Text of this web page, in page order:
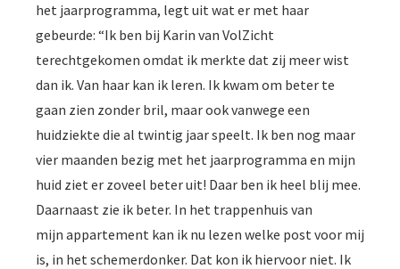
het jaarprogramma, legt uit wat er met haar
gebeurde: “Ik ben bij Karin van VolZicht
terechtgekomen omdat ik merkte dat zij meer wist
dan ik. Van haar kan ik leren. Ik kwam om beter te
gaan zien zonder bril, maar ook vanwege een
huidziekte die al twintig jaar speelt. Ik ben nog maar
vier maanden bezig met het jaarprogramma en mijn
huid ziet er zoveel beter uit! Daar ben ik heel blij mee.
Daarnaast zie ik beter. In het trappenhuis van
mijn appartement kan ik nu lezen welke post voor mij
is, in het schemerdonker. Dat kon ik hiervoor niet. Ik